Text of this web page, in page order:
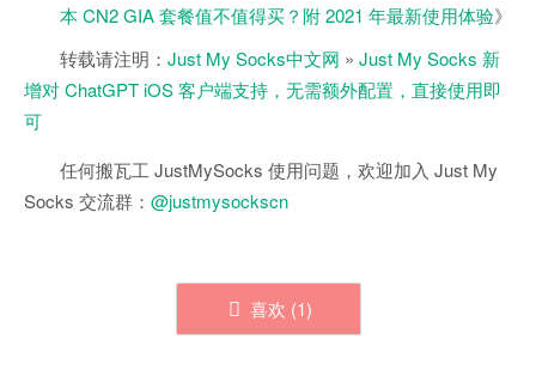
本 CN2 GIA 套餐值不值得买？附 2021 年最新使用体验》
转载请注明： Just My Socks中文网 » Just My Socks 新
增对 ChatGPT iOS 客户端支持，无需额外配置，直接使用即
可
任何搬瓦工 JustMySocks 使用问题，欢迎加入 Just My
Socks 交流群： @justmysockscn
喜欢 (1)